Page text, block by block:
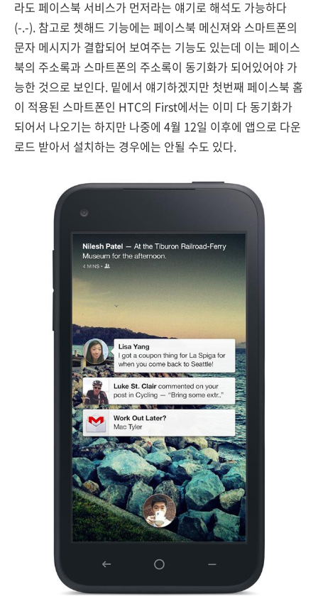
라도 페이스북 서비스가 먼저라는 얘기로 해석도 가능하다
(-.-). 참고로 쳇해드 기능에는 페이스북 메신져와 스마트폰의
문자 메시지가 결합되어 보여주는 기능도 있는데 이는 페이스
북의 주소록과 스마트폰의 주소록이 동기화가 되어있어야 가
능한 것으로 보인다. 밑에서 얘기하겠지만 첫번째 페이스북 홈
이 적용된 스마트폰인 HTC의 First에서는 이미 다 동기화가
되어서 나오기는 하지만 나중에 4월 12일 이후에 앱으로 다운
로드 받아서 설치하는 경우에는 안될 수도 있다.